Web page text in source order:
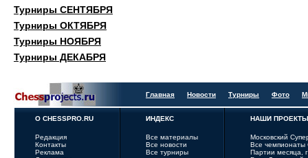
Турниры СЕНТЯБРЯ
Турниры ОКТЯБРЯ
Турниры НОЯБРЯ
Турниры ДЕКАБРЯ
Главная Новости Турниры Фото
О CHESSPRO.RU
Редакция
Контакты
Реклама
ИНДЕКС
Все материалы
Все новости
Все турниры
НАШИ ПРОЕКТЫ
Московский
Все
Партии месяца,